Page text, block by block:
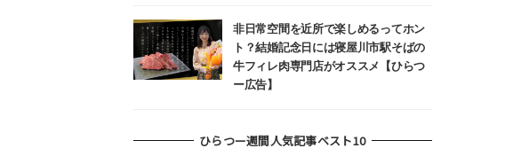
非日常空間を近所で楽しめるってホン
ト？結婚記念日には寝屋川市駅そばの
牛フィレ肉専門店がオススメ【ひらつ
ー広告】
ひらつー週間人気記事ベスト10